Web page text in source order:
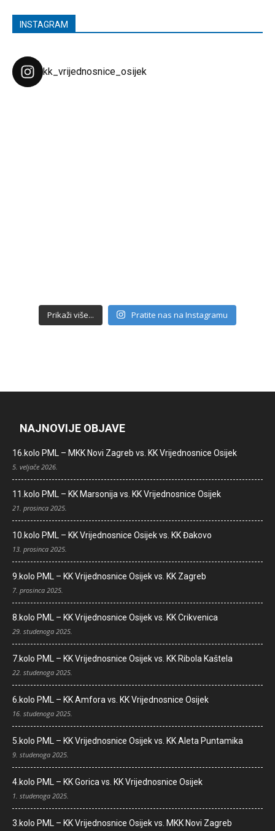
INSTAGRAM
kk_vrijednosnice_osijek
Prikaži više... Pratite nas na Instagramu
NAJNOVIJE OBJAVE
16.kolo PML – MKK Novi Zagreb vs. KK Vrijednosnice Osijek
5. veljače 2026.
11.kolo PML – KK Marsonija vs. KK Vrijednosnice Osijek
21. prosinca 2025.
10.kolo PML – KK Vrijednosnice Osijek vs. KK Đakovo
13. prosinca 2025.
9.kolo PML – KK Vrijednosnice Osijek vs. KK Zagreb
7. prosinca 2025.
8.kolo PML – KK Vrijednosnice Osijek vs. KK Crikvenica
29. studenoga 2025.
7.kolo PML – KK Vrijednosnice Osijek vs. KK Ribola Kaštela
22. studenoga 2025.
6.kolo PML – KK Amfora vs. KK Vrijednosnice Osijek
16. studenoga 2025.
5.kolo PML – KK Vrijednosnice Osijek vs. KK Aleta Puntamika
9. studenoga 2025.
4.kolo PML – KK Gorica vs. KK Vrijednosnice Osijek
1. studenoga 2025.
3.kolo PML – KK Vrijednosnice Osijek vs. MKK Novi Zagreb